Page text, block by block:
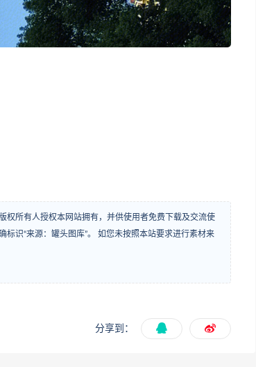
权所有人授权本网站拥有，并供使用者免费下载及交流使
识“来源：罐头图库”。 如您未按照本站要求进行素材来
分享到：